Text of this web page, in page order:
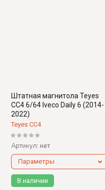
Штатная магнитола Teyes
CC4 6/64 Iveco Daily 6 (2014-
2022)
Teyes CC4
Артикул: нет
Параметры
В наличии